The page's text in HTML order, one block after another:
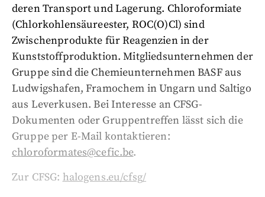
deren Transport und Lagerung. Chloroformiate
(Chlorkohlensäureester, ROC(O)Cl) sind
Zwischenprodukte für Reagenzien in der
Kunststoffproduktion. Mitgliedsunternehmen der
Gruppe sind die Chemieunternehmen BASF aus
Ludwigshafen, Framochem in Ungarn und Saltigo
aus Leverkusen. Bei Interesse an CFSG-
Dokumenten oder Gruppentreffen lässt sich die
Gruppe per E-Mail kontaktieren:
chloroformates@cefic.be.
Zur CFSG: halogens.eu/cfsg/